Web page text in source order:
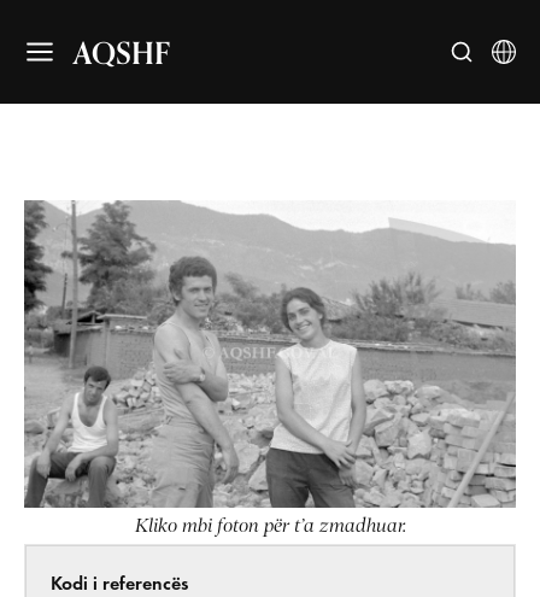
AQSHF
Kliko mbi foton për t’a zmadhuar.
Kodi i referencës